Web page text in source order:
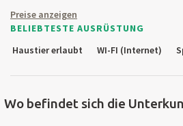
CZ SK EN
Preise anzeigen
BELIEBTESTE AUSRÜSTUNG
Haustier erlaubt
WI-FI (Internet)
Wo befindet sich die